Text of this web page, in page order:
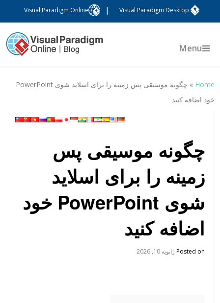
Visual Paradigm Desktop
Visual Paradigm Online
Menu
Home
»
چگونه موسیقی پس زمینه را برای اسلاید شوی PowerPoint
خود اضافه کنید
چگونه موسیقی پس
زمینه را برای اسلاید
شوی PowerPoint خود
اضافه کنید
Posted onژانویه 10, 2026